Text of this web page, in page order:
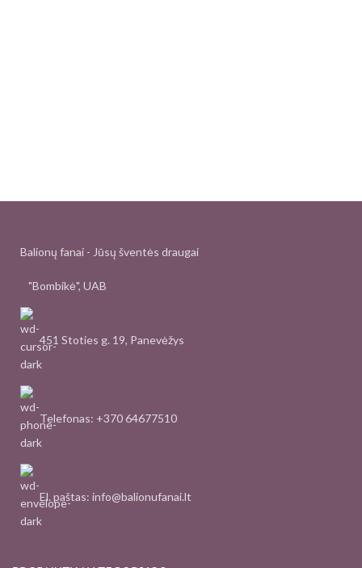
Balionų fanai - Jūsų šventės draugai
"Bombikė", UAB
451 Stoties g. 19, Panevėžys
Telefonas: +370 64677510
El. paštas: info@balionufanai.lt